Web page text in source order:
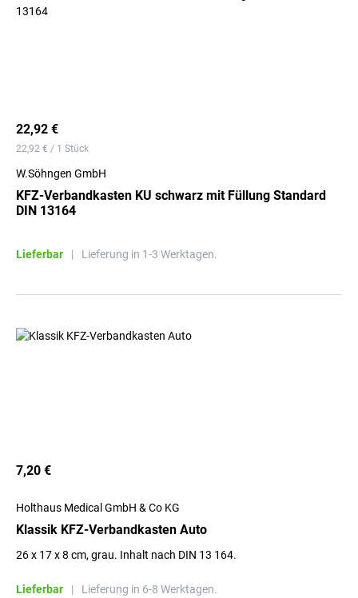
22,92 €
22,92 € / 1 Stück
W.Söhngen GmbH
KFZ-Verbandkasten KU schwarz mit Füllung Standard
DIN 13164
Lieferbar | Lieferung in 1-3 Werktagen.
7,20 €
Holthaus Medical GmbH & Co KG
Klassik KFZ-Verbandkasten Auto
26 x 17 x 8 cm, grau. Inhalt nach DIN 13 164.
Lieferbar | Lieferung in 6-8 Werktagen.